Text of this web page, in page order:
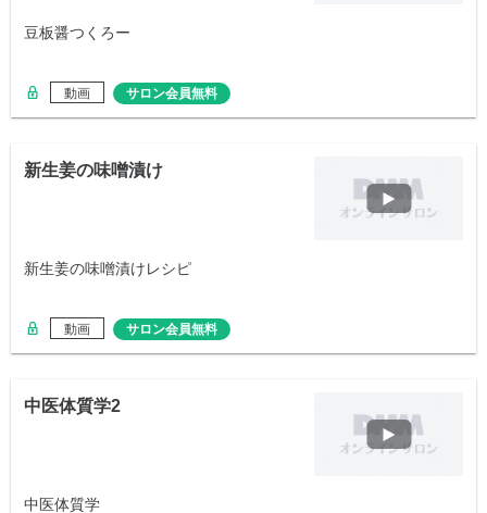
豆板醤つくろー
動画 サロン会員無料
新生姜の味噌漬け
新生姜の味噌漬けレシピ
動画 サロン会員無料
中医体質学2
中医体質学